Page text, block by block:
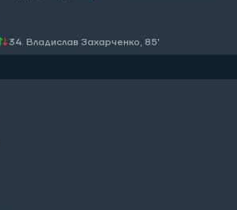
34. Владислав Захарченко, 85'